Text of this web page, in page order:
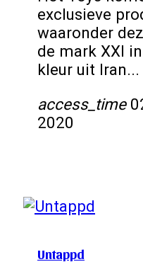
exclusieve
waaronder
de mark XXI
kleur uit Iran...
access_time
2020
Untappd